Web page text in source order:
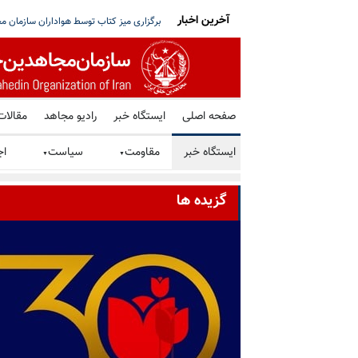
برگزاری میز کتاب توسط هواداران هرمز تأکید کردند؛ نزدیک شدن تهران و عمان به
آخرین اخبار
صفحه اصلی ایستگاه خبر رادیو مجاهد
ایستگاه خبر مقاومت▼ سیاست▼
گزیده ها